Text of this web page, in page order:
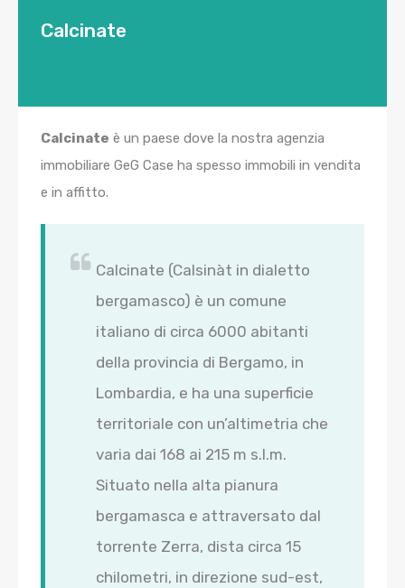
Calcinate
Calcinate è un paese dove la nostra agenzia
immobiliare GeG Case ha spesso immobili in vendita
e in affitto.
Calcinate (Calsinàt in dialetto
bergamasco) è un comune
italiano di circa 6000 abitanti
della provincia di Bergamo, in
Lombardia, e ha una superficie
territoriale con un’altimetria che
varia dai 168 ai 215 m s.l.m.
Situato nella alta pianura
bergamasca e attraversato dal
torrente Zerra, dista circa 15
chilometri, in direzione sud-est,